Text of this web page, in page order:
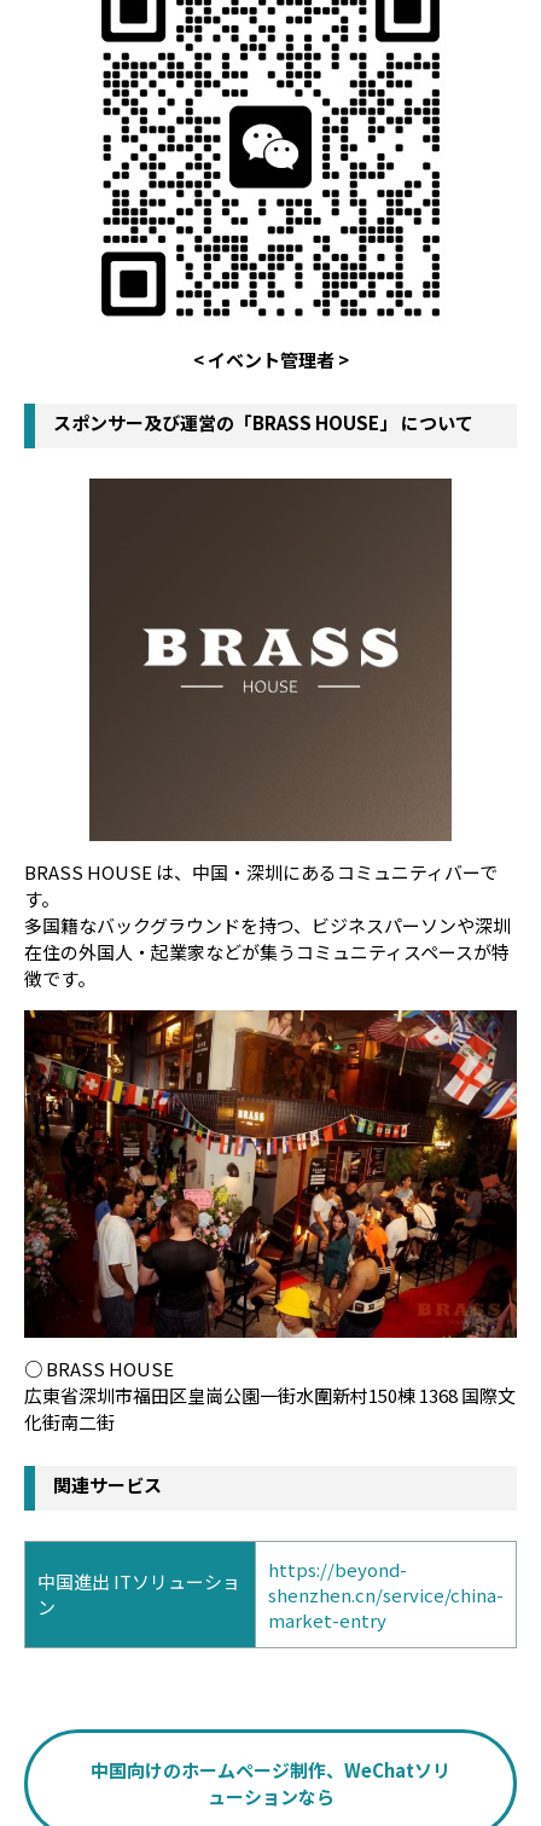
< イベント管理者 >
スポンサー及び運営の「BRASS HOUSE」 について
BRASS HOUSE は、中国・深圳にあるコミュニティバーで
す。
多国籍なバックグラウンドを持つ、ビジネスパーソンや深圳
在住の外国人・起業家などが集うコミュニティスペースが特
徴です。
○ BRASS HOUSE
広東省深圳市福田区皇崗公園一街水圍新村150棟 1368 国際文
化街南二街
関連サービス
中国進出 ITソリューショ
ン
https://beyond-
shenzhen.cn/service/china-
market-entry
中国向けのホームページ制作、WeChatソリ
ューションなら